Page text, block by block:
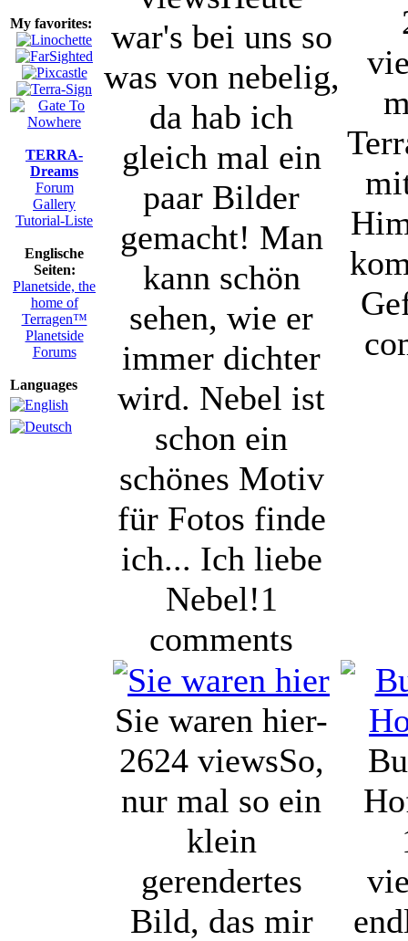
My favorites:
TERRA-
Dreams
Forum
Gallery
Tutorial-Liste
Englische
Seiten:
Planetside, the
home of
Terragen™
Planetside
Forums
Languages
war's bei uns so
was von nebelig,
da hab ich
gleich mal ein
paar Bilder
gemacht! Man
kann schön
sehen, wie er
immer dichter
wird. Nebel ist
schon ein
schönes Motiv
für Fotos finde
ich... Ich liebe
Nebel!1
comments
Sie waren hier-
2624 viewsSo,
nur mal so ein
klein
gerendertes
Bild, das mir